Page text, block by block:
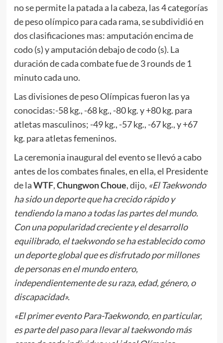
no se permite la patada a la cabeza, las 4 categorías
de peso olímpico para cada rama, se subdividió en
dos clasificaciones mas: amputación encima de
codo (s) y amputación debajo de codo (s). La
duración de cada combate fue de 3 rounds de 1
minuto cada uno.
Las divisiones de peso Olímpicas fueron las ya
conocidas:-58 kg., -68 kg., -80 kg. y +80 kg. para
atletas masculinos; -49 kg., -57 kg., -67 kg., y +67
kg. para atletas femeninos.
La ceremonia inaugural del evento se llevó a cabo
antes de los combates finales, en ella, el Presidente
de laWTF,Chungwon Choue, dijo, «El Taekwondo
ha sido un deporte que ha crecido rápido y
tendiendo la mano a todas las partes del mundo.
Con una popularidad creciente y el desarrollo
equilibrado, el taekwondo se ha establecido como
un deporte global que es disfrutado por millones
de personas en el mundo entero,
independientemente de su raza, edad, género, o
discapacidad».
«El primer evento Para-Taekwondo, en particular,
es parte del paso para llevar al taekwondo más